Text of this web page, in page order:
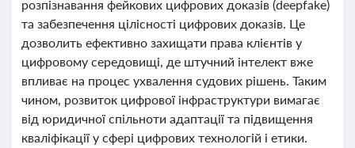
розпізнавання фейкових цифрових доказів (deepfake)
та забезпечення цілісності цифрових доказів. Це
дозволить ефективно захищати права клієнтів у
цифровому середовищі, де штучний інтелект вже
впливає на процес ухвалення судових рішень. Таким
чином, розвиток цифрової інфраструктури вимагає
від юридичної спільноти адаптації та підвищення
кваліфікації у сфері цифрових технологій і етики.